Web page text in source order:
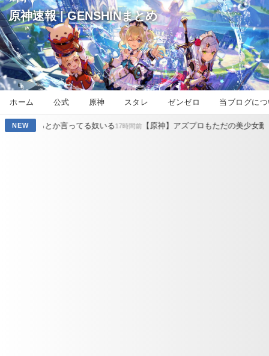
原神速報 | GENSHINまとめ
ホーム 公式 原神 スタレ ゼンゼロ 当ブログに
NEW
奴いる 17時間前【原神】アズプロもただの美少女動物園じゃ原神超えなん